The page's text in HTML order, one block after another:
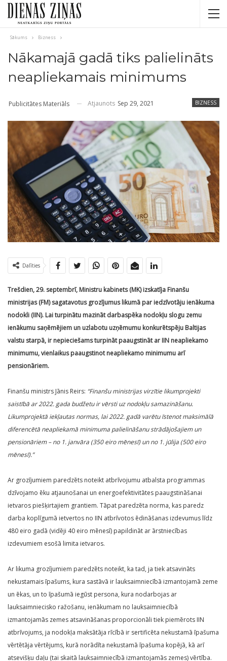
Sākums Bizness
Nākamajā gadā tiks palielināts
neapliekamais minimums
BIZNESS
Publicitātes Materiāls Atjaunots Sep 29, 2021
Dalīties
Trešdien, 29. septembrī, Ministru kabinets (MK) izskatīja Finanšu
ministrijas (FM) sagatavotus grozījumus likumā par iedzīvotāju ienākuma
nodokli (IIN). Lai turpinātu mazināt darbaspēka nodokļu slogu zemu
ienākumu saņēmējiem un uzlabotu uzņēmumu konkurētspēju Baltijas
valstu starpā, ir nepieciešams turpināt paaugstināt ar IIN neapliekamo
minimumu, vienlaikus paaugstinot neapliekamo minimumu arī
pensionāriem.
Finanšu ministrs Jānis Reirs: “Finanšu ministrijas virzītie likumprojekti
saistībā ar 2022. gada budžetu ir vērsti uz nodokļu samazināšanu.
Likumprojektā iekļautas normas, lai 2022. gadā varētu īstenot maksimālā
diferencētā neapliekamā minimuma palielināšanu strādājošajiem un
pensionāriem – no 1. janvāra (350 eiro mēnesī) un no 1. jūlija (500 eiro
mēnesī).”
Ar grozījumiem paredzēts noteikt atbrīvojumu atbalsta programmas
dzīvojamo ēku atjaunošanai un energoefektivitātes paaugstināšanai
ietvaros piešķirtajiem grantiem. Tāpat paredzēta norma, kas paredz
darba koplīgumā ietvertos no IIN atbrīvotos ēdināšanas izdevumus līdz
480 eiro gadā (vidēji 40 eiro mēnesī) papildināt ar ārstniecības
izdevumiem esošā limita ietvaros.
Ar likuma grozījumiem paredzēts noteikt, ka tad, ja tiek atsavināts
nekustamais īpašums, kura sastāvā ir lauksaimniecībā izmantojamā zeme
un ēkas, un to īpašumā iegūst persona, kura nodarbojas ar
lauksaimniecisko ražošanu, ienākumam no lauksaimniecībā
izmantojamās zemes atsavināšanas proporcionāli tiek piemērots IIN
atbrīvojums, ja nodokļa maksātāja rīcībā ir sertificēta nekustamā īpašuma
vērtētāja vērtējums, kurā norādīta nekustamā īpašuma kopējā, kā arī
atsevišķu daļu (tai skaitā lauksaimniecībā izmantojamās zemes) vērtība.